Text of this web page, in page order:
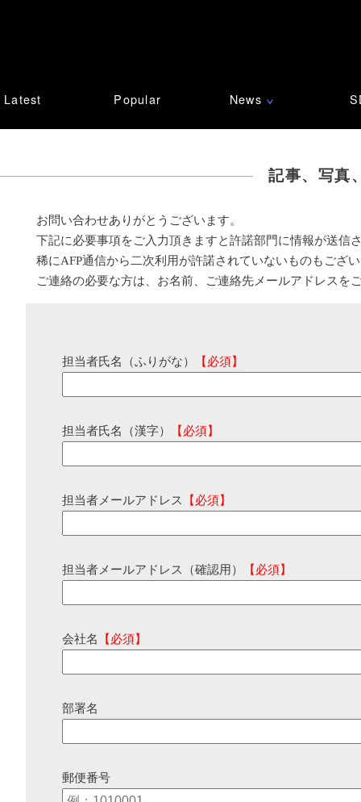
Latest Popular News ∨
記事、写真
お問い合わせありがとうございます。
下記に必要事項をご入力頂きますと許諾部門に情報が送信
稀にAFP通信から二次利用が許諾されていないものもござ
ご連絡の必要な方は、お名前、ご連絡先メールアドレスを
担当者氏名（ふりがな） 【必須】
担当者氏名（漢字） 【必須】
担当者メールアドレス 【必須】
担当者メールアドレス（確認用） 【必須】
会社名 【必須】
部署名
郵便番号